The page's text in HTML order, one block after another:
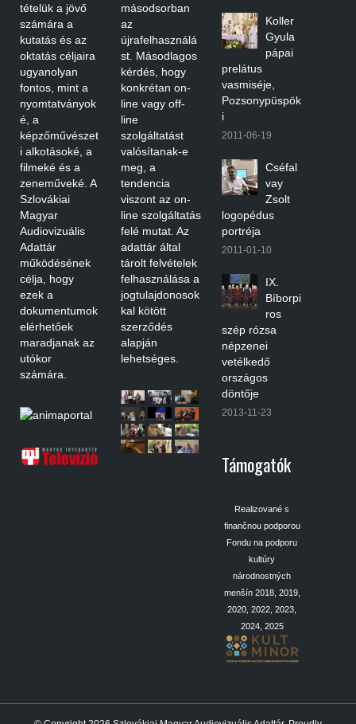
tételük a jövő
számára a
kutatás és az
oktatás céljaira
ugyanolyan
fontos, mint a
nyomtatványok
é, a
képzőművészet
i alkotásoké, a
filmeké és a
zeneműveké. A
Szlovákiai
Magyar
Audiovizuális
Adattár
működésének
célja, hogy
ezek a
dokumentumok
elérhetőek
maradjanak az
utókor
számára.
másodsorban
az
újrafelhasználá
st. Másodlagos
kérdés, hogy
konkrétan on-
line vagy off-
line
szolgáltatást
valósítanak-e
meg, a
tendencia
viszont az on-
line szolgáltatás
felé mutat. Az
adattár által
tárolt felvételek
felhasználása a
jogtulajdonosok
kal kötött
szerződés
alapján
lehetséges.
Koller
Gyula
pápai
prelátus
vasmiséje,
Pozsonypüspök
i
2011-06-19
Cséfal
vay
Zsolt
logopédus
portréja
2011-01-10
IX.
Bíborpi
ros
szép rózsa
népzenei
vetélkedő
országos
döntője
2013-11-23
Támogatók
Realizované s
finančnou podporou
Fondu na podporu
kultúry
národnostných
menšín 2018, 2019,
2020, 2022, 2023,
2024, 2025